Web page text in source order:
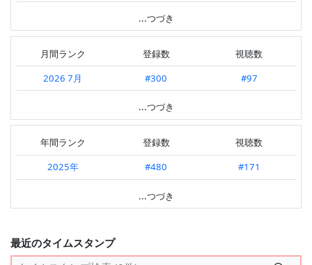
#504
2026.07 第3週
#158
#80
2026.07 第2週
#470
#145
2026.07 第1週
#424
2026.06 第3週
#547
#116
2026.06 第2週
#368
#98
2026.06 第1週
#577
#146
2026.05 第5週
#364
#138
2026.05 第3週
#568
#145
...つづき
月間ランク 登録数
視聴数
2026 7月
#300
#97
#464
2026 5月
#468
#136
2026 4月
#451
#125
2026 3月
#327
2025 12月
...つづき
年間ランク 登録数
視聴数
2025年
#480
#171
#137
...つづき
最近のタイムスタンプ